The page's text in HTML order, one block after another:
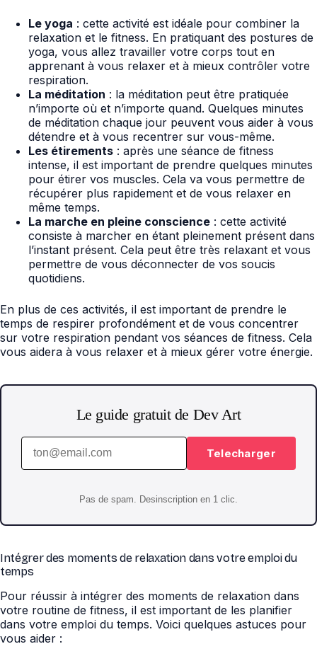
Le yoga : cette activité est idéale pour combiner la
relaxation et le fitness. En pratiquant des postures de
yoga, vous allez travailler votre corps tout en
apprenant à vous relaxer et à mieux contrôler votre
respiration.
La méditation : la méditation peut être pratiquée
n’importe où et n’importe quand. Quelques minutes
de méditation chaque jour peuvent vous aider à vous
détendre et à vous recentrer sur vous-même.
Les étirements : après une séance de fitness
intense, il est important de prendre quelques minutes
pour étirer vos muscles. Cela va vous permettre de
récupérer plus rapidement et de vous relaxer en
même temps.
La marche en pleine conscience : cette activité
consiste à marcher en étant pleinement présent dans
l’instant présent. Cela peut être très relaxant et vous
permettre de vous déconnecter de vos soucis
quotidiens.
En plus de ces activités, il est important de prendre le
temps de respirer profondément et de vous concentrer
sur votre respiration pendant vos séances de fitness. Cela
vous aidera à vous relaxer et à mieux gérer votre énergie.
Le guide gratuit de Dev Art
Telecharger
Pas de spam. Desinscription en 1 clic.
Intégrer des moments de relaxation dans votre emploi du
temps
Pour réussir à intégrer des moments de relaxation dans
votre routine de fitness, il est important de les planifier
dans votre emploi du temps. Voici quelques astuces pour
vous aider :